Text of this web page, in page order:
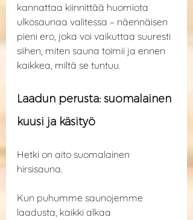
kannattaa kiinnittää huomiota
ulkosaunaa valitessa – näennäisen
pieni ero, joka voi vaikuttaa suuresti
siihen, miten sauna toimii ja ennen
kaikkea, miltä se tuntuu.
Laadun perusta: suomalainen
kuusi ja käsityö
Hetki on aito suomalainen
hirsisauna.
Kun puhumme saunojemme
laadusta, kaikki alkaa